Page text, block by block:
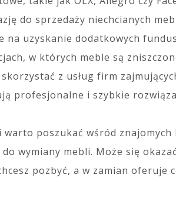
do sprzedaży niechcianych
na uzyskanie dodatkowych
w których meble są
z usług firm
profesjonalne i szybkie
warto poszukać wśród znajomych
wymiany mebli. Może się
pozbyć, a w zamian oferuje